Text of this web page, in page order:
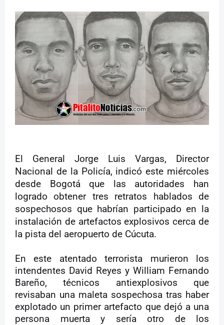
El General Jorge Luis Vargas, Director
Nacional de la Policía, indicó este miércoles
desde Bogotá que las autoridades han
logrado obtener tres retratos hablados de
sospechosos que habrían participado en la
instalación de artefactos explosivos cerca de
la pista del aeropuerto de Cúcuta.
En este atentado terrorista murieron los
intendentes David Reyes y William Fernando
Bareño, técnicos antiexplosivos que
revisaban una maleta sospechosa tras haber
explotado un primer artefacto que dejó a una
persona muerta y sería otro de los